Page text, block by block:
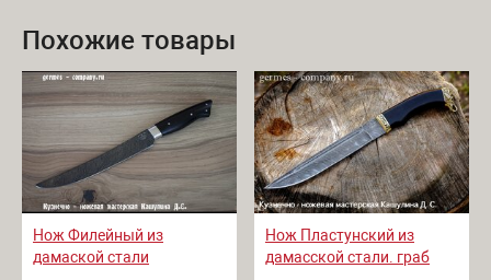
Похожие товары
Нож Филейный из
дамаской стали
Нож Пластунский из
дамасской стали. граб